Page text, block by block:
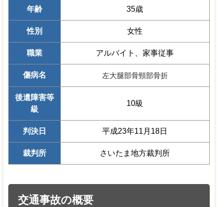
年齢 35歳
性別 女性
職業 アルバイト、家事従事
傷病名 左大腿部骨頸部骨折
後遺障害等
級
10級
判決日 平成23年11月18日
裁判所 さいたま地方裁判所
交通事故の概要